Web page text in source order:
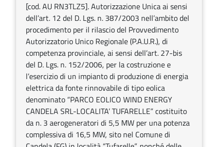
[cod. AU RN3TLZ5]. Autorizzazione Unica ai sensi
dell’art. 12 del D. Lgs. n. 387/2003 nell’ambito del
procedimento per il rilascio del Provvedimento
Autorizzatorio Unico Regionale (P.A.U.R.), di
competenza provinciale, ai sensi dell’art. 27-bis
del D. Lgs. n. 152/2006, per la costruzione e
l’esercizio di un impianto di produzione di energia
elettrica da fonte rinnovabile di tipo eolica
denominato “PARCO EOLICO WIND ENERGY
CANDELA SRL-LOCALITA’ TUFARELLE” costituito
da n. 3 aerogeneratori di 5,5 MW per una potenza
complessiva di 16,5 MW, sito nel Comune di